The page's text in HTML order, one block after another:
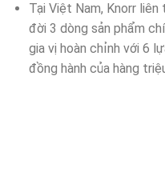
Tại Việt Nam, Knorr
đời 3 dòng sản phẩm
gia vị hoàn chỉnh với 6
đồng hành của hàng